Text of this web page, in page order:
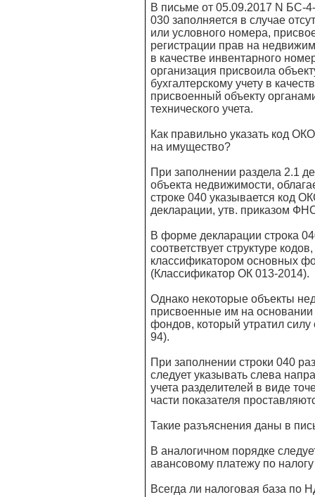
В письме от 05.09.2017 N БС-
030 заполняется в случае
или условного номера,
регистрации прав на
в качестве инвентарного
организация присвоила
бухгалтерскому учету в
присвоенный объекту
технического учета.
Как правильно указать код
на имущество?
При заполнении раздела 2.1
объекта недвижимости,
строке 040 указывается код
декларации, утв. приказом
В форме декларации строка
соответствует структуре
классификатором основных
(Классификатор ОК 013-2014).
Однако некоторые объекты
присвоенные им на
фондов, который утратил
94).
При заполнении строки 040
следует указывать слева
учета разделителей в виде
части показателя
Такие разъяснения даны в
В аналогичном порядке
авансовому платежу по
Всегда ли налоговая база по